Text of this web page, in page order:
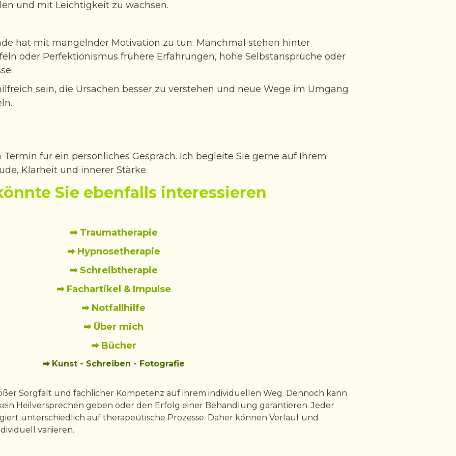
und mit Leichtigkeit zu wachsen.
hat mit mangelnder Motivation zu tun. Manchmal stehen hinter
oder Perfektionismus frühere Erfahrungen, hohe Selbstansprüche oder
sein, die Ursachen besser zu verstehen und neue Wege im Umgang
für ein persönliches Gespräch. Ich begleite Sie gerne auf Ihrem
Klarheit und innerer Stärke.
Sie ebenfalls interessieren
➡ Traumatherapie
➡ Hypnosetherapie
➡ Schreibtherapie
➡ Fachartikel & Impulse
➡ Notfallhilfe
➡ Über mich
➡ Bücher
➡ Kunst - Schreiben - Fotografie
Sorgfalt und fachlicher Kompetenz auf ihrem individuellen Weg. Dennoch kann
Heilversprechen geben oder den Erfolg einer Behandlung garantieren. Jeder
unterschiedlich auf therapeutische Prozesse. Daher können Verlauf und
variieren.